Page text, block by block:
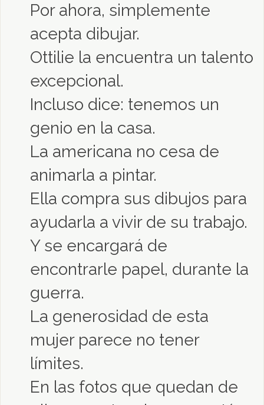
Por ahora, simplemente
acepta dibujar.
Ottilie la encuentra un talento
excepcional.
Incluso dice: tenemos un
genio en la casa.
La americana no cesa de
animarla a pintar.
Ella compra sus dibujos para
ayudarla a vivir de su trabajo.
Y se encargará de
encontrarle papel, durante la
guerra.
La generosidad de esta
mujer parece no tener
límites.
En las fotos que quedan de